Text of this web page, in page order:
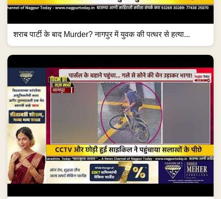
शराब पार्टी के बाद Murder? नागपुर में युवक की पत्थर से हत्या...